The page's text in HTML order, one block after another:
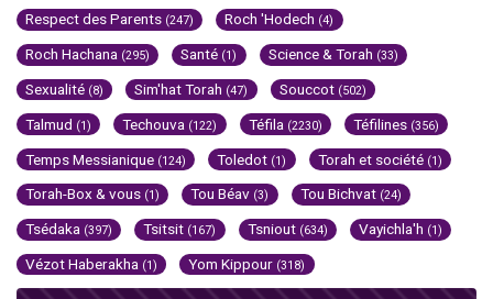
Respect des Parents (247) Roch 'Hodech (4)
Roch Hachana (295) Santé (1) Science & Torah (33)
Sexualité (8) Sim'hat Torah (47) Souccot (502)
Talmud (1) Techouva (122) Téfila (2230) Téfilines (356)
Temps Messianique (124) Toledot (1) Torah et société (1)
Torah-Box & vous (1) Tou Béav (3) Tou Bichvat (24)
Tsédaka (397) Tsitsit (167) Tsniout (634) Vayichla'h (1)
Vézot Haberakha (1) Yom Kippour (318)